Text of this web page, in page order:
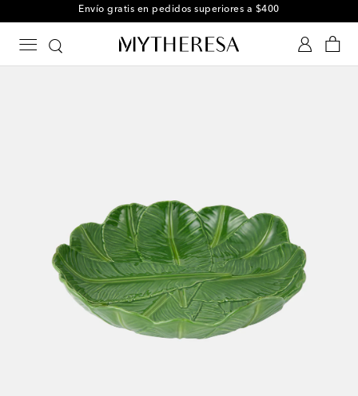
Envío gratis en pedidos superiores a $400